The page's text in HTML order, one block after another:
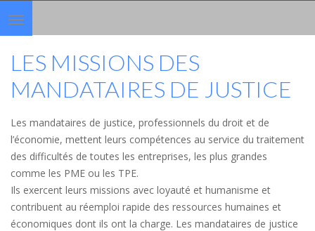
Toggle
navigation
LES MISSIONS DES
MANDATAIRES DE JUSTICE
Les mandataires de justice, professionnels du droit et de
l’économie, mettent leurs compétences au service du traitement
des difficultés de toutes les entreprises, les plus grandes
comme les PME ou les TPE.
Ils exercent leurs missions avec loyauté et humanisme et
contribuent au réemploi rapide des ressources humaines et
économiques dont ils ont la charge. Les mandataires de justice